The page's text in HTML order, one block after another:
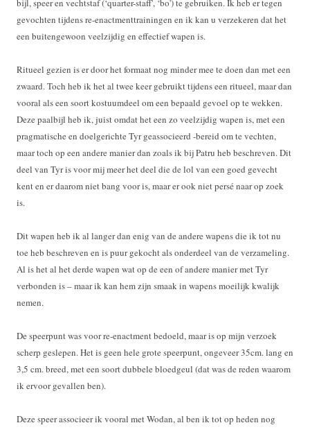
bijl, speer en vechtstaf (‘quarter-staff', ‘bo') te gebruiken. Ik heb er tegen
gevochten tijdens re-enactmenttrainingen en ik kan u verzekeren dat het
een buitengewoon veelzijdig en effectief wapen is.
Ritueel gezien is er door het formaat nog minder mee te doen dan met een
zwaard. Toch heb ik het al twee keer gebruikt tijdens een ritueel, maar dan
vooral als een soort kostuumdeel om een bepaald gevoel op te wekken.
Deze paalbijl heb ik, juist omdat het een zo veelzijdig wapen is, met een
pragmatische en doelgerichte Tyr geassocieerd -bereid om te vechten,
maar toch op een andere manier dan zoals ik bij Patru heb beschreven. Dit
deel van Tyr is voor mij meer het deel die de lol van een goed gevecht
kent en er daarom niet bang voor is, maar er ook niet persé naar op zoek
is.
Dit wapen heb ik al langer dan enig van de andere wapens die ik tot nu
toe heb beschreven en is puur gekocht als onderdeel van de verzameling.
Al is het al het derde wapen wat op de een of andere manier met Tyr
verbonden is – maar ik kan hem zijn smaak in wapens moeilijk kwalijk
nemen.
De speerpunt was voor re-enactment bedoeld, maar is op mijn verzoek
scherp geslepen. Het is geen hele grote speerpunt, ongeveer 35cm. lang en
3,5 cm. breed, met een soort dubbele bloedgeul (dat was de reden waarom
ik ervoor gevallen ben).
Deze speer associeer ik vooral met Wodan, al ben ik tot op heden nog